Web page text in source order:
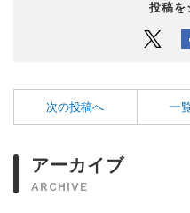
投稿を
次の投稿へ 一
アーカイブ
ARCHIVE